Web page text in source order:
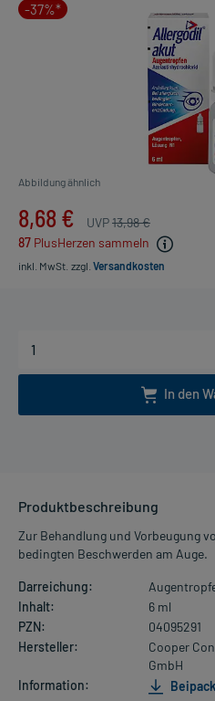
-37%*
Abbildung ähnlich
8,68 € UVP13,98 €
87 PlusHerzen sammeln
inkl. MwSt. zzgl. Versandkosten
In den
Produktbeschreibung
Zur Behandlung und Vorbeugung
bedingten Beschwerden am Auge.
Darreichung:
Inhalt:
6 ml
PZN:
04095291
Hersteller:
Cooper
GmbH
Information: